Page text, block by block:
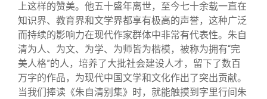
上这样的赞美。他五十盛年离世，至今七十余载一直在
知识界、教育界和文学界都享有极高的声誉，这种广泛
而持续的影响力在现代作家群体中非常有代表性。朱自
清为人、为文、为学、为师皆为楷模，被称为拥有“完
美人格”的人，培养了大批社会建设人才，留下了数百
万字的作品，为现代中国文学和文化作出了突出贡献。
当我们捧读《朱自清别集》时，就能触摸到字里行间朱